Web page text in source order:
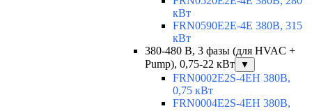
кВт
FRN0590E2E-4E 380В, 315
кВт
380-480 В, 3 фазы (для HVAC +
Pump), 0,75-22 кВт
▼
FRN0002E2S-4EH 380В,
0,75 кВт
FRN0004E2S-4EH 380В,